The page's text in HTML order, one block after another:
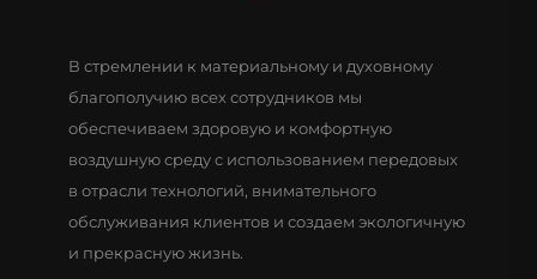
В стремлении к материальному и духовному
благополучию всех сотрудников мы
обеспечиваем здоровую и комфортную
воздушную среду с использованием передовых
в отрасли технологий, внимательного
обслуживания клиентов и создаем экологичную
и прекрасную жизнь.